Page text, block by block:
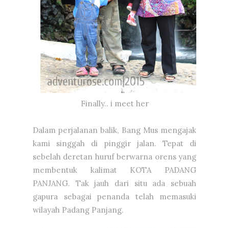
Finally.. i meet her
Dalam perjalanan balik, Bang Mus mengajak
kami singgah di pinggir jalan. Tepat di
sebelah deretan huruf berwarna orens yang
membentuk kalimat KOTA PADANG
PANJANG. Tak jauh dari situ ada sebuah
gapura sebagai penanda telah memasuki
wilayah Padang Panjang.